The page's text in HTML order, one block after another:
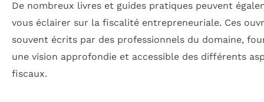
De nombreux livres et guides pratiques peuvent
vous éclairer sur la fiscalité entrepreneuriale. Ces
souvent écrits par des professionnels du domaine,
une vision approfondie et accessible des différents
fiscaux.